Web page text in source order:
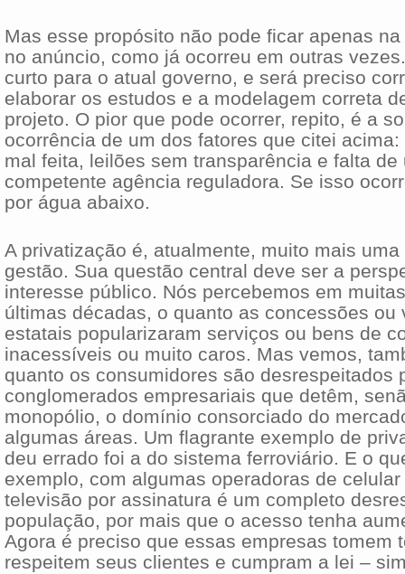
Mas esse propósito não pode ficar apenas
no anúncio, como já ocorreu em outras
curto para o atual governo, e será preciso
elaborar os estudos e a modelagem correta
projeto. O pior que pode ocorrer, repito, é a
ocorrência de um dos fatores que citei
mal feita, leilões sem transparência e falta de
competente agência reguladora. Se isso
por água abaixo.
A privatização é, atualmente, muito mais
gestão. Sua questão central deve ser a
interesse público. Nós percebemos em
últimas décadas, o quanto as concessões ou
estatais popularizaram serviços ou bens de
inacessíveis ou muito caros. Mas vemos,
quanto os consumidores são desrespeitados
conglomerados empresariais que detêm,
monopólio, o domínio consorciado do
algumas áreas. Um flagrante exemplo de
deu errado foi a do sistema ferroviário. E o
exemplo, com algumas operadoras de celular
televisão por assinatura é um completo
população, por mais que o acesso tenha
Agora é preciso que essas empresas tomem
respeitem seus clientes e cumpram a lei –